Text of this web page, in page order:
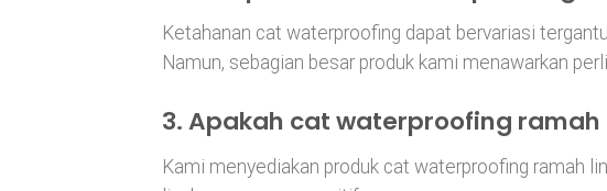
Ketahanan cat waterproofing dapat bervariasi
Namun, sebagian besar produk kami menawarkan
3. Apakah cat waterproofing
Kami menyediakan produk cat waterproofing ramah